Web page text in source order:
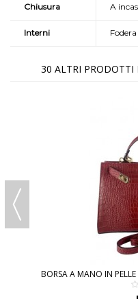
Chiusura A
Interni
30 ALTRI PRODOTTI
BORSA A MANO IN